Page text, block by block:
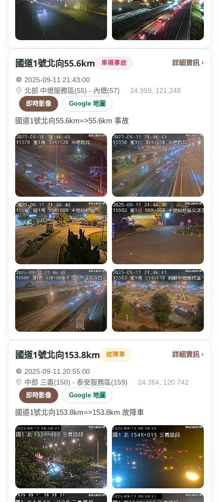
國道1號北向55.6km 車禍事故 詳細資訊 ›
2025-09-11 21:43:00
·
北部 中壢服務區(55) - 內壢(57)
· 24.999, 121.248
即時影像 Google 地圖
國道1號北向55.6km=>55.6km 事故
國道1號北向153.8km 故障車 詳細資訊 ›
2025-09-11 20:55:00
·
中部 三義(150) - 泰安服務區(159)
· 24.364, 120.742
即時影像 Google 地圖
國道1號北向153.8km=>153.8km 故障車